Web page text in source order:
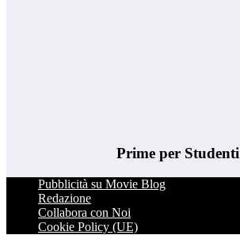
Prime per Studenti
Pubblicità su Movie Blog
Redazione
Collabora con Noi
Cookie Policy (UE)